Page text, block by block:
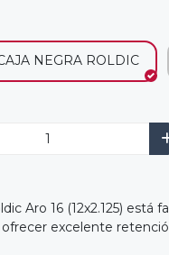
NEGRA ROLDIC
Aro 16 (12x2.125)
ofrecer excelente